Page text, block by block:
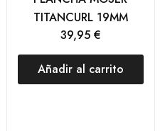
TITANCURL 19MM
39,95 €
Añadir al carrito